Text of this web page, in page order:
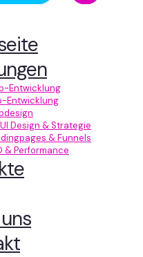
Entwicklung
Entwicklung
Design & Strategie
& Funnels
& Performance
und